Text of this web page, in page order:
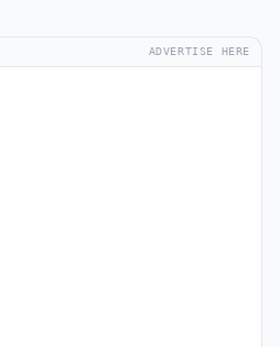
ADVERTISE HERE